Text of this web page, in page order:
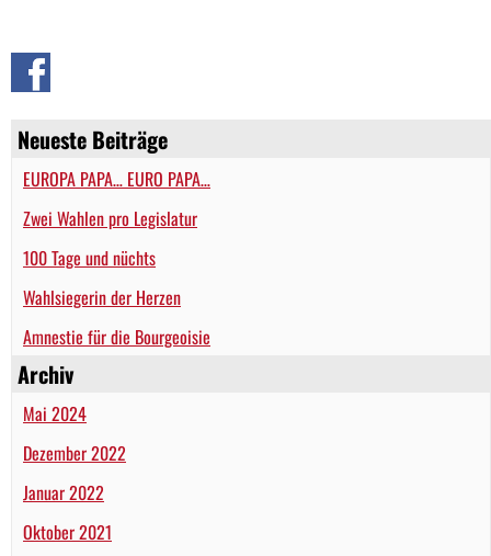
Neueste Beiträge
EUROPA PAPA… EURO PAPA…
Zwei Wahlen pro Legislatur
100 Tage und nüchts
Wahlsiegerin der Herzen
Amnestie für die Bourgeoisie
Archiv
Mai 2024
Dezember 2022
Januar 2022
Oktober 2021